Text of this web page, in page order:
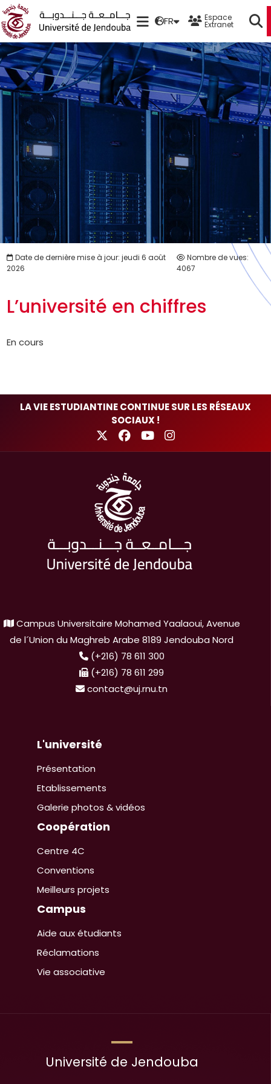
FR Espace
Extranet
Date de dernière mise à jour: jeudi 6 août
2026
Nombre de vues:
4067
L’université en chiffres
En cours
LA VIE ESTUDIANTINE CONTINUE SUR LES RÉSEAUX
SOCIAUX !
Campus Universitaire Mohamed Yaalaoui, Avenue
de l´Union du Maghreb Arabe 8189 Jendouba Nord
(+216) 78 611 300
(+216) 78 611 299
contact@uj.rnu.tn
L'université
Présentation
Etablissements
Galerie photos & vidéos
Coopération
Centre 4C
Conventions
Meilleurs projets
Campus
Aide aux étudiants
Réclamations
Vie associative
Université de Jendouba